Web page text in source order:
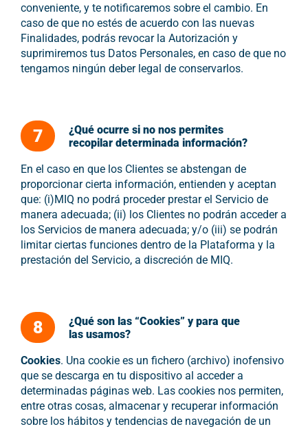
conveniente, y te notificaremos sobre el cambio. En
caso de que no estés de acuerdo con las nuevas
Finalidades, podrás revocar la Autorización y
suprimiremos tus Datos Personales, en caso de que no
tengamos ningún deber legal de conservarlos.
7
¿Qué ocurre si no nos permites
recopilar determinada información?
En el caso en que los Clientes se abstengan de
proporcionar cierta información, entienden y aceptan
que: (i)MIQ no podrá proceder prestar el Servicio de
manera adecuada; (ii) los Clientes no podrán acceder a
los Servicios de manera adecuada; y/o (iii) se podrán
limitar ciertas funciones dentro de la Plataforma y la
prestación del Servicio, a discreción de MIQ.
8
¿Qué son las “Cookies” y para que
las usamos?
Cookies. Una cookie es un fichero (archivo) inofensivo
que se descarga en tu dispositivo al acceder a
determinadas páginas web. Las cookies nos permiten,
entre otras cosas, almacenar y recuperar información
sobre los hábitos y tendencias de navegación de un